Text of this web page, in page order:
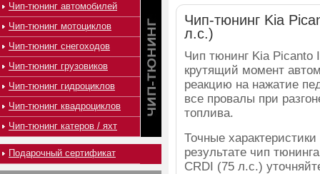
Чип-тюнинг Kia
л.с.)
Чип тюнинг Kia Picanto
крутящий момент
реакцию на нажатие
все провалы при
топлива.
Точные
результате чип
CRDI (75 л.с.)
Чип-тюнинг автомобилей
Чип-тюнинг мотоциклов
Чип-тюнинг снегоходов
Чип-тюнинг грузовиков
Чип-тюнинг гидроциклов
Чип-тюнинг квадроциклов
Чип-тюнинг катеров / яхт
Подарочный сертификат